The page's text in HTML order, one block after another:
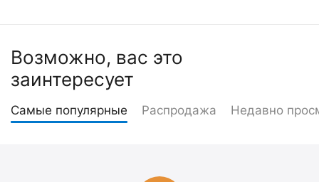
Возможно, вас это
заинтересует
Самые популярные Распродажа Недавно